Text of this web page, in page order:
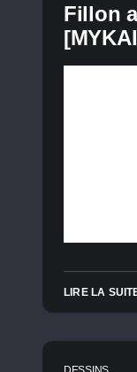
Fillon
LIRE LA